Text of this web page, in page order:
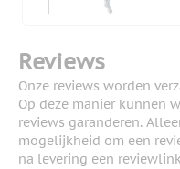
Reviews
Onze reviews worden
Op deze manier kunnen
reviews garanderen.
mogelijkheid om een
na levering een